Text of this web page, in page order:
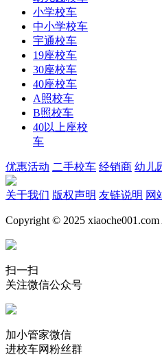
小学校车
中小学校车
宇通校车
19座校车
30座校车
40座校车
A照校车
B照校车
40以上座校
车
优惠活动 二手校车 经销商 幼儿
关于我们 版权声明 友链说明 网
Copyright © 2025
扫一扫
关注微信公众号
加小管家微信
进校车网粉丝群